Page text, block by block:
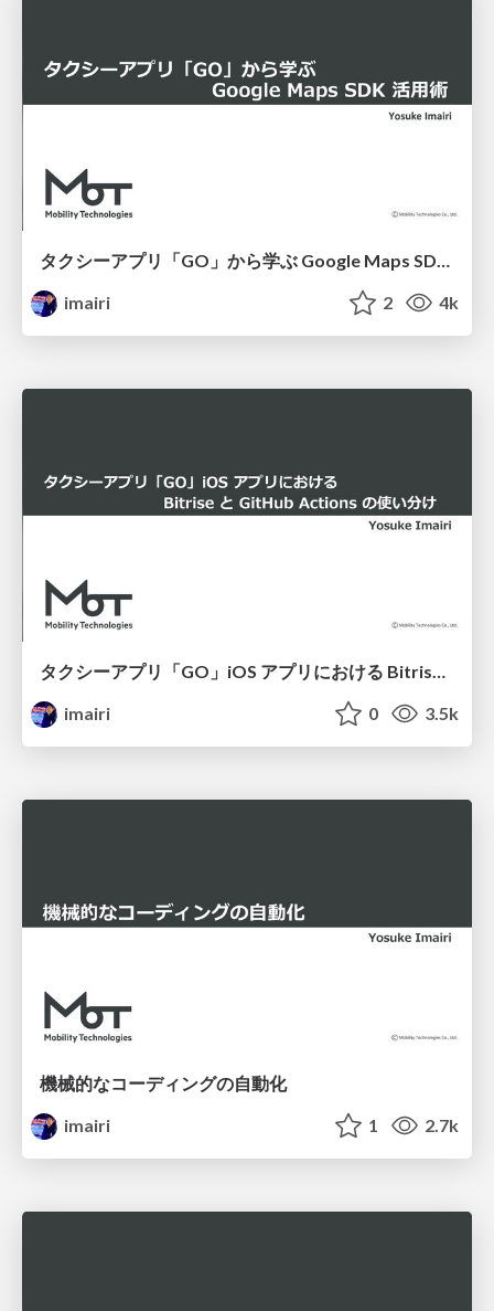
タクシーアプリ「GO」から学ぶ Google Maps SDK 活用術
imairi
2 4k
タクシーアプリ「GO」iOS アプリにおける Bitrise と GitHub Actions の使い分け
imairi
0 3.5k
機械的なコーディングの自動化
imairi
1 2.7k